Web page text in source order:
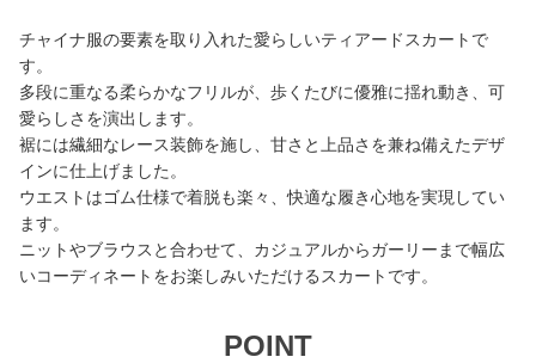
チャイナ服の要素を取り入れた愛らしいティアードスカートで
す。
多段に重なる柔らかなフリルが、歩くたびに優雅に揺れ動き、可
愛らしさを演出します。
裾には繊細なレース装飾を施し、甘さと上品さを兼ね備えたデザ
インに仕上げました。
ウエストはゴム仕様で着脱も楽々、快適な履き心地を実現してい
ます。
ニットやブラウスと合わせて、カジュアルからガーリーまで幅広
いコーディネートをお楽しみいただけるスカートです。
POINT